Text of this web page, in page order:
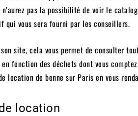
pas la possibilité de voir le
qui vous sera fourni par les conseillers.
site, cela vous permet de consulter
fonction des déchets dont vous
location de benne sur Paris en vous
location